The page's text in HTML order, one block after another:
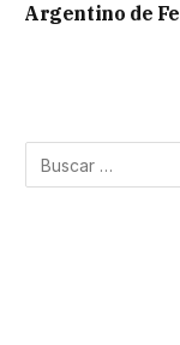
Argentino de